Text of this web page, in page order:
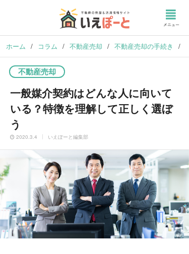
ホーム / コラム / 不動産売却 / 不動産売却の手続き /
不動産売却
一般媒介契約はどんな人に向いて
いる？特徴を理解して正しく選ぼ
う
2020.3.4 いえぽーと編集部